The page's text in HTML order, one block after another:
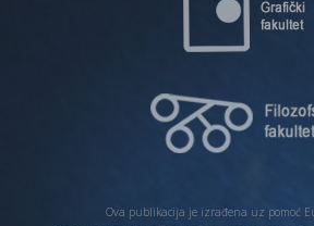
Ova publikacija je izrađena uz pomoć